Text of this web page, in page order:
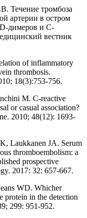
Течение тромбоза
артерии в остром
D-димеров и С-
вестник
of inflammatory
thrombosis.
18(3):753-756.
M. C-reactive
or casual association?
2010; 48(12): 1693-
Laukkanen JA. Serum
thromboembolism: a
prospective
2017: 32: 657-667.
WD. Whicher
protein in the detection
299: 951-952.